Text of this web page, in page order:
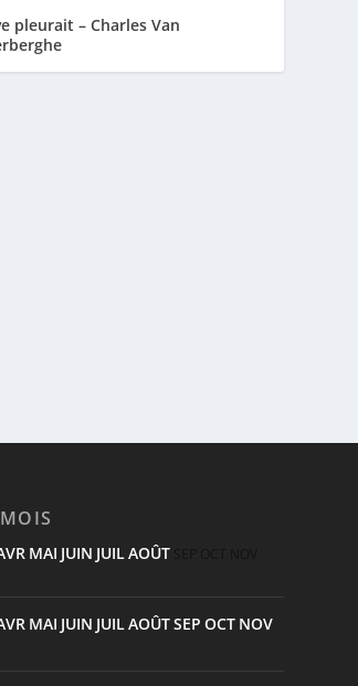
pleurait – Charles Van
MAI JUIN JUILAOÛT
MAI JUIN JUILAOÛTSEP OCT NOV